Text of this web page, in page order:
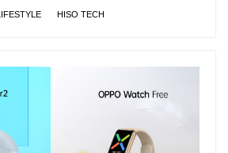
HISO TECH